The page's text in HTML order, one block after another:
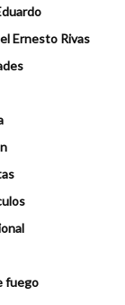
Ernesto Rivas
fuego